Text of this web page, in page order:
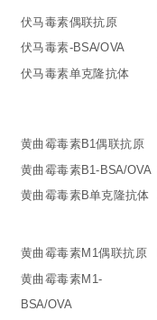
伏马毒素偶联抗原
伏马毒素-BSA/OVA
伏马毒素单克隆抗体
黄曲霉毒素B1偶联抗原
黄曲霉毒素B1-BSA/OVA
黄曲霉毒素B单克隆抗体
黄曲霉毒素M1偶联抗原
黄曲霉毒素M1-
BSA/OVA